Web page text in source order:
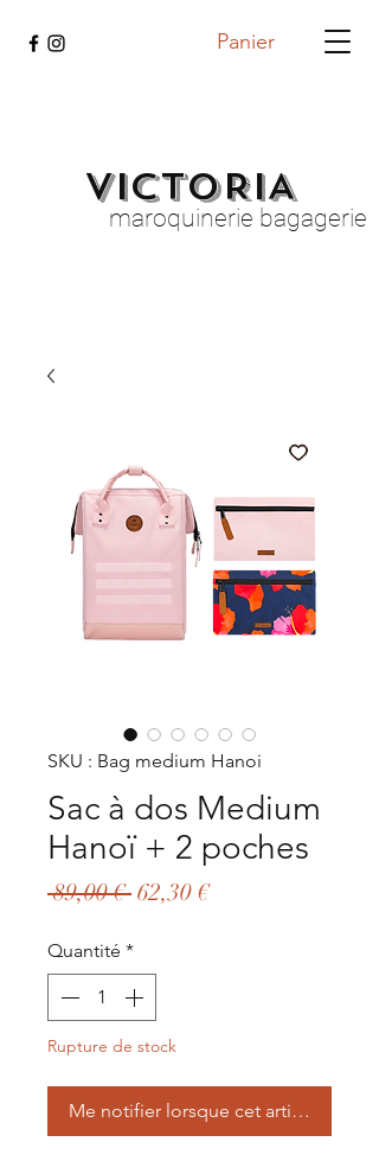
Panier
VICTORIA
maroquinerie bagagerie
SKU : Bag medium Hanoi
Sac à dos Medium
Hanoï + 2 poches
89,00 € Prix
62,30 €Prix
Quantité *
Rupture de stock
Me notifier lorsque cet article est